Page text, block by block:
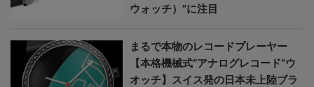
ウォッチ）”に注目
まるで本物のレコードプレーヤー
【本格機械式“アナログレコード”ウ
オッチ】スイス発の日本未上陸ブラ